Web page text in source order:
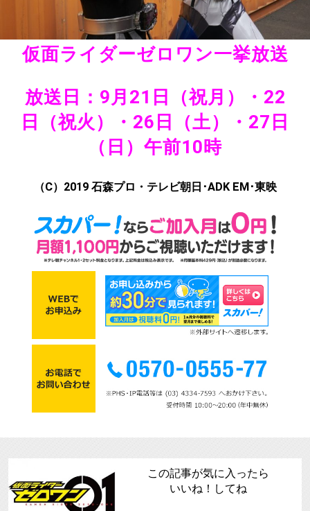
仮面ライダーゼロワン一挙放送
放送日：9月21日（祝月）・22
日（祝火）・26日（土）・27日
（日）午前10時
（C）2019 石森プロ・テレビ朝日･ADK EM･東映
この記事が気に入ったら
いいね！してね